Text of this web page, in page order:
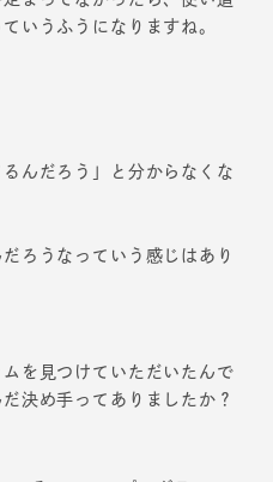
いうふうになりますね。
んだろう」と分からなくな
ろうなっていう感じはあり
を見つけていただいたんで
決め手ってありましたか？